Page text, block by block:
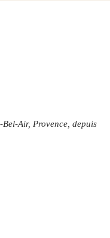
Air, Provence, depuis